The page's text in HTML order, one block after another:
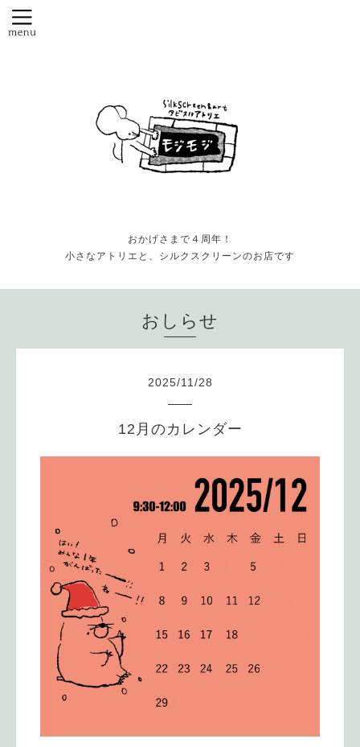
おかげさまで４周年！
小さなアトリエと、シルクスクリーンのお店です
おしらせ
2025/11 /28
12月のカレンダー